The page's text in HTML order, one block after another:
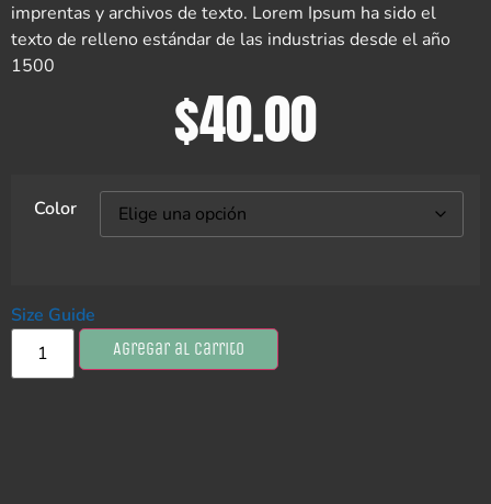
imprentas y archivos de texto. Lorem Ipsum ha sido el
texto de relleno estándar de las industrias desde el año
1500
$40.00
Color
Size Guide
Agregar al carrito